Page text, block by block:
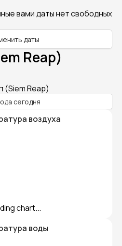
вами даты нет свободных
даты
Reap)
(Siem Reap)
сегодня
воздуха
chart...
воды